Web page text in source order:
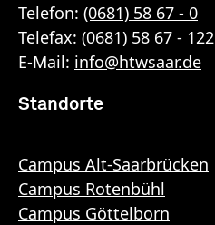
Telefon: (0681) 58 67 - 0
Telefax: (0681) 58 67 - 122
E-Mail: info@htwsaar.de
Standorte
Campus Alt-Saarbrücken
Campus Rotenbühl
Campus Göttelborn